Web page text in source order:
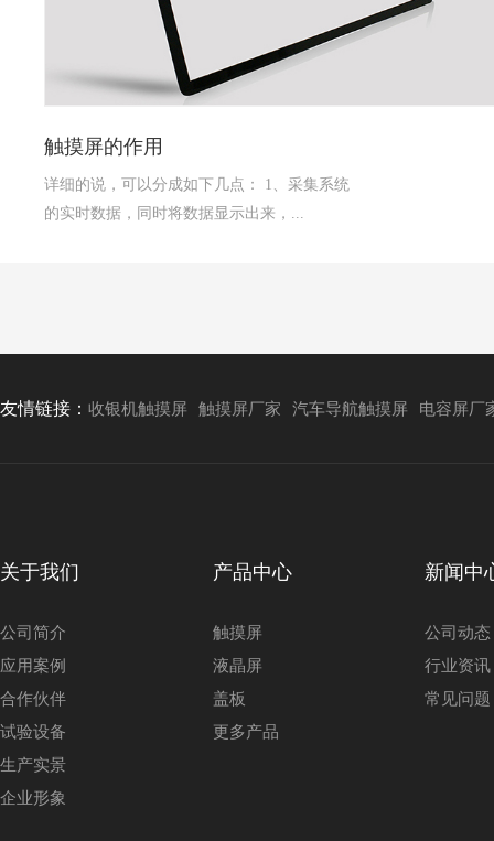
触摸屏的作用
详细的说，可以分成如下几点： 1、采集系统
的实时数据，同时将数据显示出来，...
友情链接： 收银机触摸屏 触摸屏厂家 汽车导航触摸屏 电容屏厂
关于我们
公司简介
应用案例
合作伙伴
试验设备
生产实景
企业形象
产品中心
触摸屏
液晶屏
盖板
更多产品
新闻中
公司动态
行业资讯
常见问题